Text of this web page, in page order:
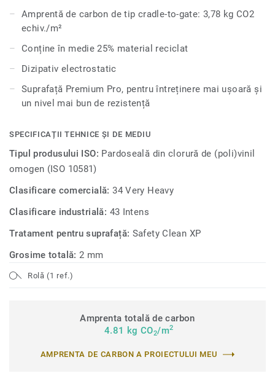
Amprentă de carbon de tip cradle-to-gate: 3,78 kg CO2
echiv./m²
Conține în medie 25% material reciclat
Dizipativ electrostatic
Suprafață Premium Pro, pentru întreținere mai ușoară și
un nivel mai bun de rezistență
SPECIFICAȚII TEHNICE ȘI DE MEDIU
Tipul produsului ISO: Pardoseală din clorură de (poli)vinil
omogen (ISO 10581)
Clasificare comercială:34 Very Heavy
Clasificare industrială: 43 Intens
Tratament pentru suprafață: Safety Clean XP
Grosime totală:2 mm
Rolă (1 ref.)
Amprenta totală de carbon
4.81 kg CO2/m2
AMPRENTA DE CARBON A PROIECTULUI MEU